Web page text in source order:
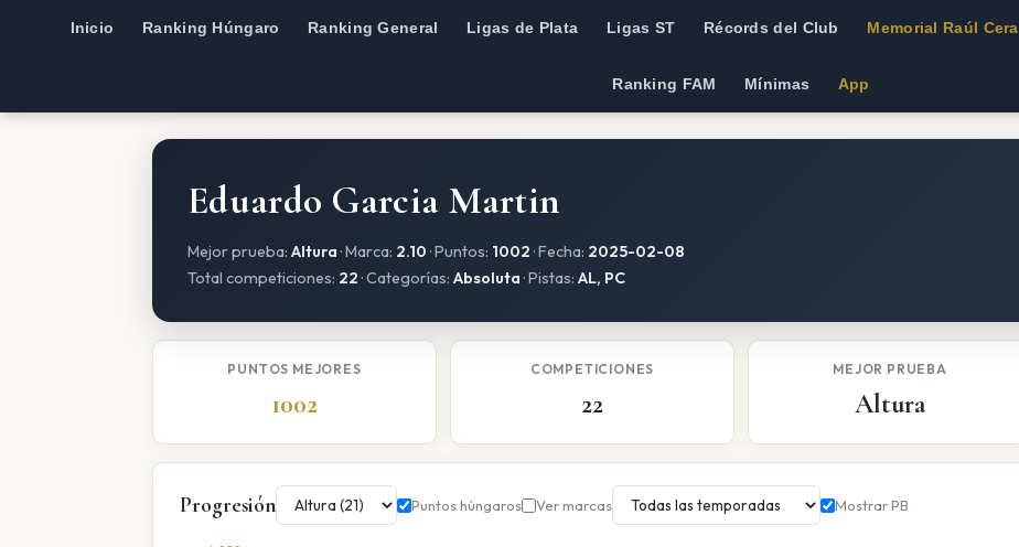
Inicio Ranking Húngaro Ranking General Ligas de Plata Ligas ST Récords del Club Memorial Raúl Cera
Ranking FAM Mínimas App
Eduardo Garcia Martin
Mejor prueba: Altura · Marca: 2.10 · Puntos: 1002 · Fecha: 2025-02-08
Total competiciones: 22 · Categorías: Absoluta · Pistas: AL, PC
PUNTOS MEJORES
1002
COMPETICIONES
22
MEJOR PRUEBA
Altura
Progresión Puntos húngaros Ver marcas Mostrar PB